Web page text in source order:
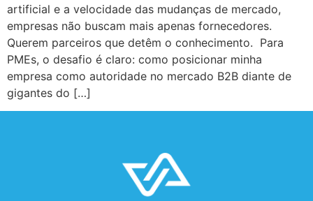
artificial e a velocidade das mudanças de mercado,
empresas não buscam mais apenas fornecedores.
Querem parceiros que detêm o conhecimento. Para
PMEs, o desafio é claro: como posicionar minha
empresa como autoridade no mercado B2B diante de
gigantes do […]